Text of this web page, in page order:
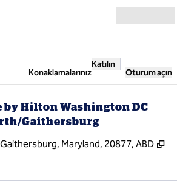
Konaklamalarınız
Katılın
Oturum açın
by Hilton Washington DC
Gaithersburg
Maryland, 20877, ABD ,